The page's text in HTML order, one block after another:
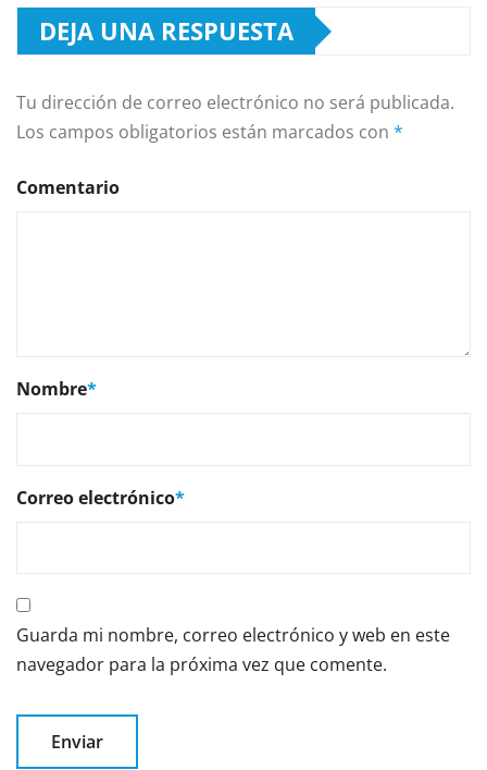
DEJA UNA RESPUESTA
Tu dirección de correo electrónico no será publicada.
Los campos obligatorios están marcados con *
Comentario
Nombre*
Correo electrónico*
Guarda mi nombre, correo electrónico y web en este
navegador para la próxima vez que comente.